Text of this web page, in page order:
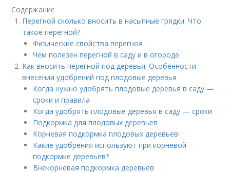
Содержание
Перегной сколько вносить в насыпные грядки. Что
такое перегной?
Физические свойства перегноя
Чем полезен перегной в саду и в огороде
Как вносить перегной под деревья. Особенности
внесения удобрений под плодовые деревья
Когда нужно удобрять плодовые деревья в саду —
сроки и правила
Когда удобрять плодовые деревья в саду — сроки
Подкормка для плодовых деревьев
Корневая подкормка плодовых деревьев
Какие удобрения используют при корневой
подкормке деревьев?
Внекорневая подкормка деревьев